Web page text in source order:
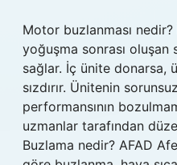
Motor buzlanması
yoğuşma sonrası
sağlar. İç ünite donarsa,
sızdırır. Ünitenin
performansının
uzmanlar tarafından
Buzlama nedir? AFAD